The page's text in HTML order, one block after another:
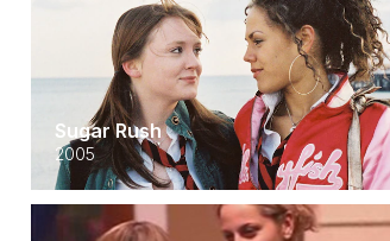
Sugar Rush
2005